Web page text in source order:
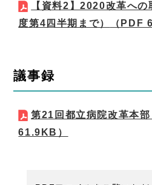
【資料2】2020改革へ
度第4四半期まで）
（PDF
議事録
第21回都立病院改革本
61.9KB）